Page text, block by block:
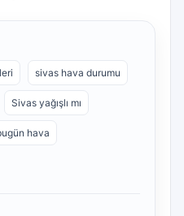
sivas hava durumu
Sivas yağışlı mı
hava